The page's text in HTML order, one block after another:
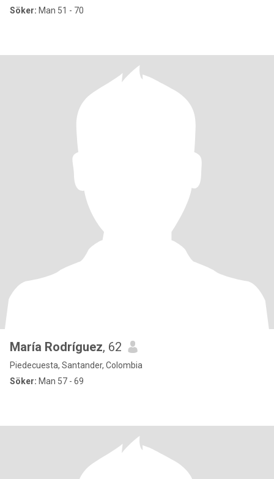
Söker: Man 51 - 70
María Rodríguez, 62
Piedecuesta, Santander, Colombia
Söker: Man 57 - 69